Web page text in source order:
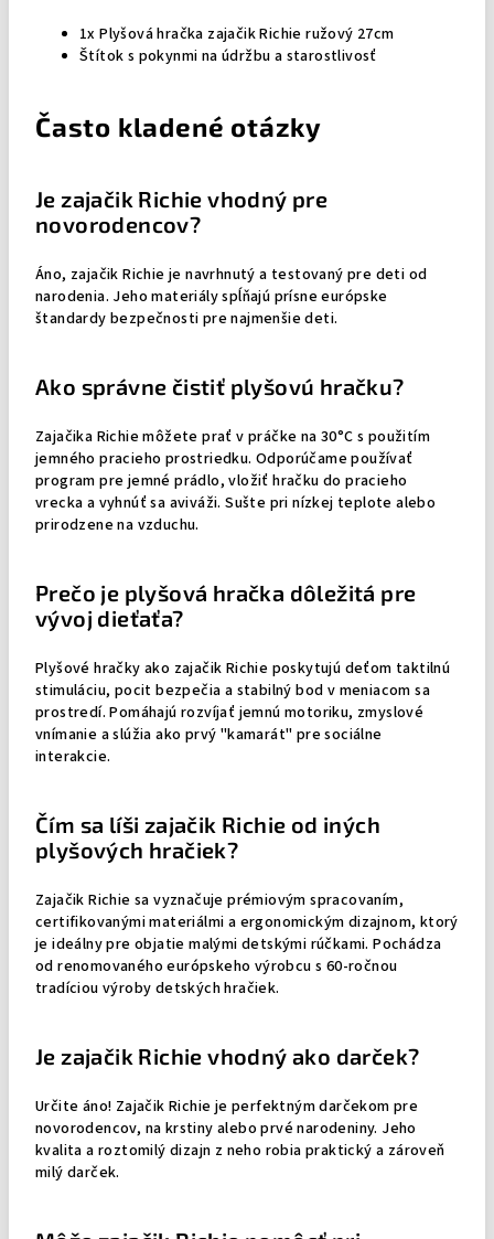
1x Plyšová hračka zajačik Richie ružový 27cm
Štítok s pokynmi na údržbu a starostlivosť
Často kladené otázky
Je zajačik Richie vhodný pre
novorodencov?
Áno, zajačik Richie je navrhnutý a testovaný pre deti od
narodenia. Jeho materiály spĺňajú prísne európske
štandardy bezpečnosti pre najmenšie deti.
Ako správne čistiť plyšovú hračku?
Zajačika Richie môžete prať v práčke na 30°C s použitím
jemného pracieho prostriedku. Odporúčame používať
program pre jemné prádlo, vložiť hračku do pracieho
vrecka a vyhnúť sa aviváži. Sušte pri nízkej teplote alebo
prirodzene na vzduchu.
Prečo je plyšová hračka dôležitá pre
vývoj dieťaťa?
Plyšové hračky ako zajačik Richie poskytujú deťom taktilnú
stimuláciu, pocit bezpečia a stabilný bod v meniacom sa
prostredí. Pomáhajú rozvíjať jemnú motoriku, zmyslové
vnímanie a slúžia ako prvý "kamarát" pre sociálne
interakcie.
Čím sa líši zajačik Richie od iných
plyšových hračiek?
Zajačik Richie sa vyznačuje prémiovým spracovaním,
certifikovanými materiálmi a ergonomickým dizajnom, ktorý
je ideálny pre objatie malými detskými rúčkami. Pochádza
od renomovaného európskeho výrobcu s 60-ročnou
tradíciou výroby detských hračiek.
Je zajačik Richie vhodný ako darček?
Určite áno! Zajačik Richie je perfektným darčekom pre
novorodencov, na krstiny alebo prvé narodeniny. Jeho
kvalita a roztomilý dizajn z neho robia praktický a zároveň
milý darček.